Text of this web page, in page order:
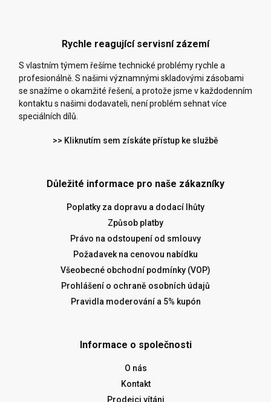
Rychle reagující servisní zázemí
S vlastním týmem řešíme technické problémy rychle a
profesionálně. S našimi významnými skladovými zásobami
se snažíme o okamžité řešení, a protože jsme v každodenním
kontaktu s našimi dodavateli, není problém sehnat více
speciálních dílů.
>> Kliknutím sem získáte přístup ke službě
Důležité informace pro naše zákazníky
Poplatky za dopravu a dodací lhůty
Způsob platby
Právo na odstoupení od smlouvy
Požadavek na cenovou nabídku
Všeobecné obchodní podmínky (VOP)
Prohlášení o ochraně osobních údajů
Pravidla moderování a 5% kupón
Informace o společnosti
O nás
Kontakt
Prodejci vítáni